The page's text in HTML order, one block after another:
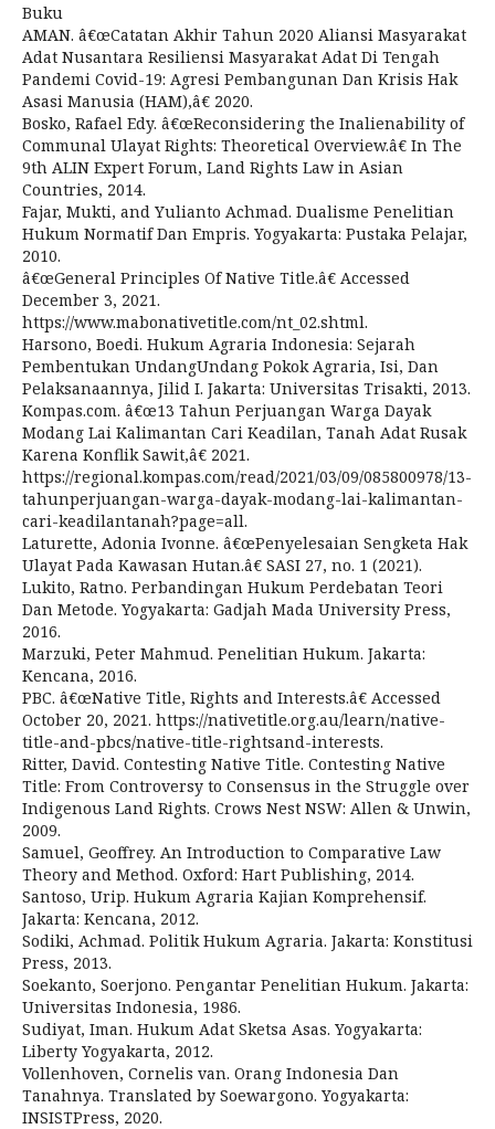
Buku
AMAN. â€œCatatan Akhir Tahun 2020 Aliansi Masyarakat
Adat Nusantara Resiliensi Masyarakat Adat Di Tengah
Pandemi Covid-19: Agresi Pembangunan Dan Krisis Hak
Asasi Manusia (HAM),â€ 2020.
Bosko, Rafael Edy. â€œReconsidering the Inalienability of
Communal Ulayat Rights: Theoretical Overview.â€ In The
9th ALIN Expert Forum, Land Rights Law in Asian
Countries, 2014.
Fajar, Mukti, and Yulianto Achmad. Dualisme Penelitian
Hukum Normatif Dan Empris. Yogyakarta: Pustaka Pelajar,
2010.
â€œGeneral Principles Of Native Title.â€ Accessed
December 3, 2021.
https://www.mabonativetitle.com/nt_02.shtml.
Harsono, Boedi. Hukum Agraria Indonesia: Sejarah
Pembentukan UndangUndang Pokok Agraria, Isi, Dan
Pelaksanaannya, Jilid I. Jakarta: Universitas Trisakti, 2013.
Kompas.com. â€œ13 Tahun Perjuangan Warga Dayak
Modang Lai Kalimantan Cari Keadilan, Tanah Adat Rusak
Karena Konflik Sawit,â€ 2021.
https://regional.kompas.com/read/2021/03/09/085800978/13-
tahunperjuangan-warga-dayak-modang-lai-kalimantan-
cari-keadilantanah?page=all.
Laturette, Adonia Ivonne. â€œPenyelesaian Sengketa Hak
Ulayat Pada Kawasan Hutan.â€ SASI 27, no. 1 (2021).
Lukito, Ratno. Perbandingan Hukum Perdebatan Teori
Dan Metode. Yogyakarta: Gadjah Mada University Press,
2016.
Marzuki, Peter Mahmud. Penelitian Hukum. Jakarta:
Kencana, 2016.
PBC. â€œNative Title, Rights and Interests.â€ Accessed
October 20, 2021. https://nativetitle.org.au/learn/native-
title-and-pbcs/native-title-rightsand-interests.
Ritter, David. Contesting Native Title. Contesting Native
Title: From Controversy to Consensus in the Struggle over
Indigenous Land Rights. Crows Nest NSW: Allen & Unwin,
2009.
Samuel, Geoffrey. An Introduction to Comparative Law
Theory and Method. Oxford: Hart Publishing, 2014.
Santoso, Urip. Hukum Agraria Kajian Komprehensif.
Jakarta: Kencana, 2012.
Sodiki, Achmad. Politik Hukum Agraria. Jakarta: Konstitusi
Press, 2013.
Soekanto, Soerjono. Pengantar Penelitian Hukum. Jakarta:
Universitas Indonesia, 1986.
Sudiyat, Iman. Hukum Adat Sketsa Asas. Yogyakarta:
Liberty Yogyakarta, 2012.
Vollenhoven, Cornelis van. Orang Indonesia Dan
Tanahnya. Translated by Soewargono. Yogyakarta:
INSISTPress, 2020.